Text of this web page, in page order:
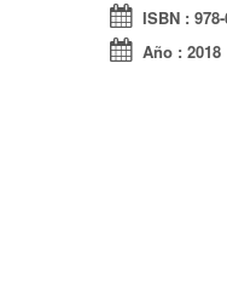
ISBN :
Año : 2018